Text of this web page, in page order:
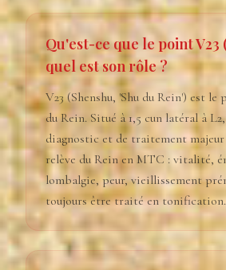
Qu'est-ce que le point V23
quel est son rôle ?
V23 (Shenshu, 'Shu du Rein') est le
du Rein. Situé à 1,5 cun latéral à
diagnostic et de traitement
relève du Rein en MTC : vitalité,
lombalgie, peur, vieillissement
toujours être traité en tonification.